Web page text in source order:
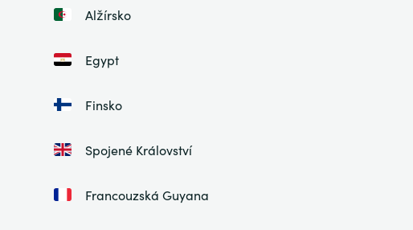
Alžírsko
Egypt
Finsko
Spojené Království
Francouzská Guyana